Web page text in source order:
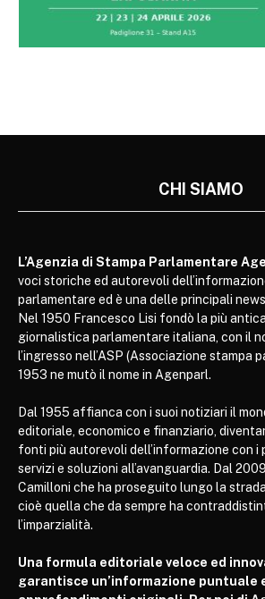
CHI SIAMO
L’Agenzia di Stampa Parlamentare
voci storiche ed autorevoli
parlamentare ed è una delle principali
Nel 1950 Francesco Lisi fondò la più
giornalistica parlamentare italiana, con il
l’ingresso nell’ASP (Associazione stampa
1953 ne mutò il nome in Agenparl.
Dal 1955 affianca con i suoi notiziari il
editoriale, economico e finanziario,
fonti più autorevoli dell’informazione con i
servizi e soluzioni all’avanguardia. Dal
Camilloni che ha proseguito lungo la
cioè quella che da sempre ha
l’imparzialità.
Una formula editoriale veloce ed
garantisce un’informazione puntuale